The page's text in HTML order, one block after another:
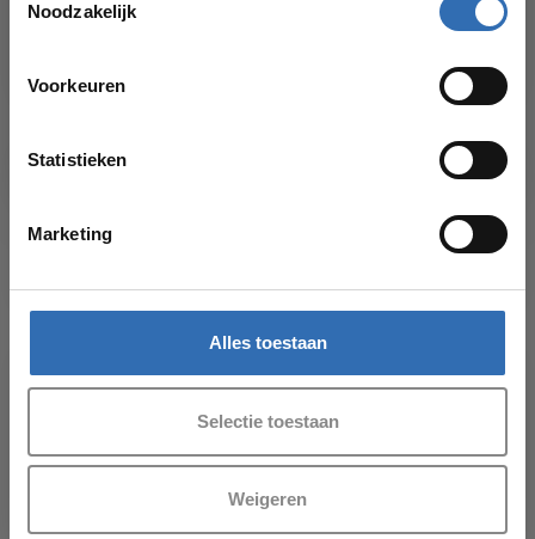
Noodzakelijk
Voorkeuren
Statistieken
Marketing
Alles toestaan
Selectie toestaan
Weigeren
Betaalmethoden
VERZENDEN
Verzendkosten
kun je weer bestellingen plaatsen in onze